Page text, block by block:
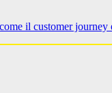
il customer